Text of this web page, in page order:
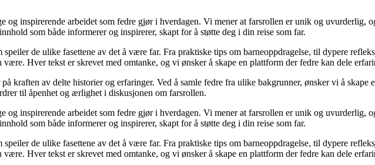
og inspirerende arbeidet som fedre gjør i hverdagen. Vi mener at farsrollen er unik og uvurderlig,
som både informerer og inspirerer, skapt for å støtte deg i din reise som far.
de ulike fasettene av det å være far. Fra praktiske tips om barneoppdragelse, til dypere
Hver tekst er skrevet med omtanke, og vi ønsker å skape en plattform der fedre kan dele
kraften av delte historier og erfaringer. Ved å samle fedre fra ulike bakgrunner, ønsker vi å skape
til åpenhet og ærlighet i diskusjonen om farsrollen.
og inspirerende arbeidet som fedre gjør i hverdagen. Vi mener at farsrollen er unik og uvurderlig,
som både informerer og inspirerer, skapt for å støtte deg i din reise som far.
de ulike fasettene av det å være far. Fra praktiske tips om barneoppdragelse, til dypere
Hver tekst er skrevet med omtanke, og vi ønsker å skape en plattform der fedre kan dele